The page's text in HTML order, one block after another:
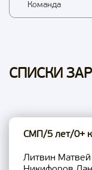
Команда
СПИСКИ
СМП/5 лет/0+
Литвин Матвей